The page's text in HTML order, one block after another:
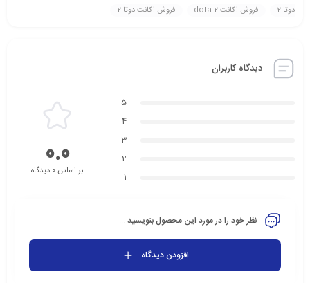
دوتا 2
فروش اکانت dota 2 فروش اکانت دوتا 2
دیدگاه کاربران
5
4
3
2
1
0.0بر اساس 0 دیدگاه
نظر خود را در مورد این محصول بنویسید ...
افزودن دیدگاه